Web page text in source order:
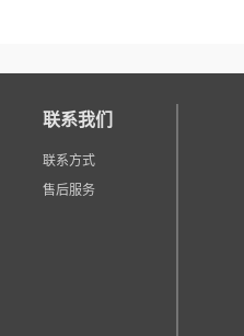
联系我们
联系方式
售后服务